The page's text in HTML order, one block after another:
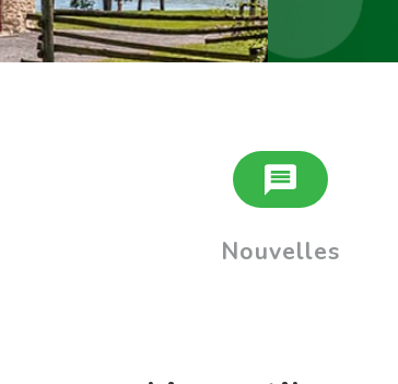
Nouvelles